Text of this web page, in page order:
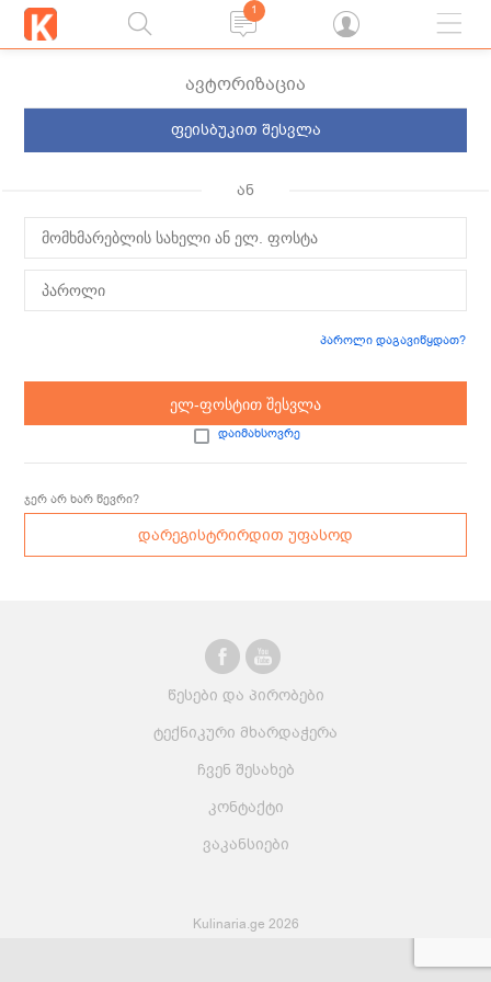
1
ავტორიზაცია
ფეისბუკით შესვლა
ან
პაროლი დაგავიწყდათ?
ელ-ფოსტით შესვლა
დაიმახსოვრე
ჯერ არ ხარ წევრი?
დარეგისტრირდით უფასოდ
ჩვენ შესახებ
კონტაქტი
ვაკანსიები
წესები და პირობები
ტექნიკური მხარდაჭერა
Kulinaria.ge 2026